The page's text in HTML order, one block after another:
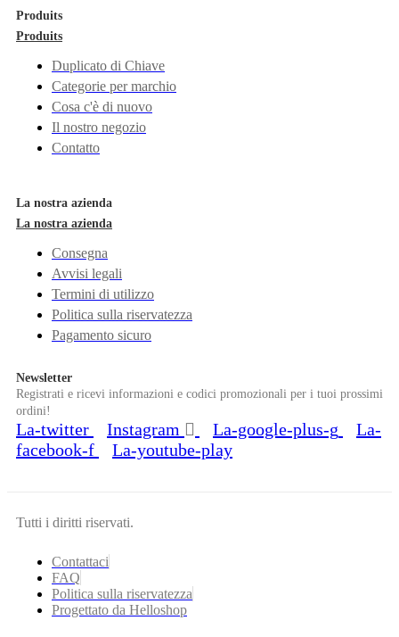
Produits
Produits
Duplicato di Chiave
Categorie per marchio
Cosa c'è di nuovo
Il nostro negozio
Contatto
La nostra azienda
La nostra azienda
Consegna
Avvisi legali
Termini di utilizzo
Politica sulla riservatezza
Pagamento sicuro
Newsletter
Registrati e ricevi informazioni e codici promozionali per i tuoi prossimi
ordini!
La-twitter Instagram La-google-plus-g
La-
facebook-f
La-youtube-play
Tutti i diritti riservati.
Contattaci
FAQ
Politica sulla riservatezza
Progettato da Helloshop